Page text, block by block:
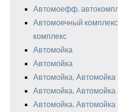
Автомоефф,
Автомоечный
комплекс
Автомойка
Автомойка
Автомойка, Автомойка
Автомойка, Автомойка
Автомойка, Автомойка